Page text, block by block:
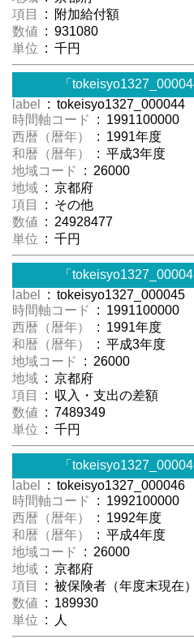
項目
: 附加給付額
数値 : 931080
単位 : 千円
「
label
: tokeisyo1327_000044
時間軸コード
: 1991100000
西暦（暦年）
: 1991年度
和暦（暦年）
: 平成3年度
地域コード
: 26000
地域 : 京都府
項目
: その他
数値 : 24928477
単位 : 千円
「
label
: tokeisyo1327_000045
時間軸コード
: 1991100000
西暦（暦年）
: 1991年度
和暦（暦年）
: 平成3年度
地域コード
: 26000
地域 : 京都府
項目
: 収入・支出の差額
数値 : 7489349
単位 : 千円
「
label
: tokeisyo1327_000046
時間軸コード
: 1992100000
西暦（暦年）
: 1992年度
和暦（暦年）
: 平成4年度
地域コード
: 26000
地域 : 京都府
項目
: 被保険者（年度末現在）
数値 : 189930
単位 : 人